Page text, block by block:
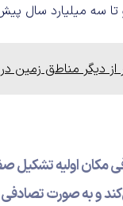
سه میلیارد سال
مکان اولیه تشکیل
و به صورت